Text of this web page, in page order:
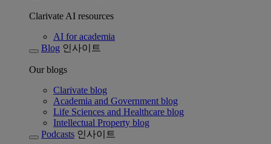
Clarivate AI resources
AI for academia
Blog 인사이트
Our blogs
Clarivate blog
Academia and Government blog
Life Sciences and Healthcare blog
Intellectual Property blog
Podcasts 인사이트